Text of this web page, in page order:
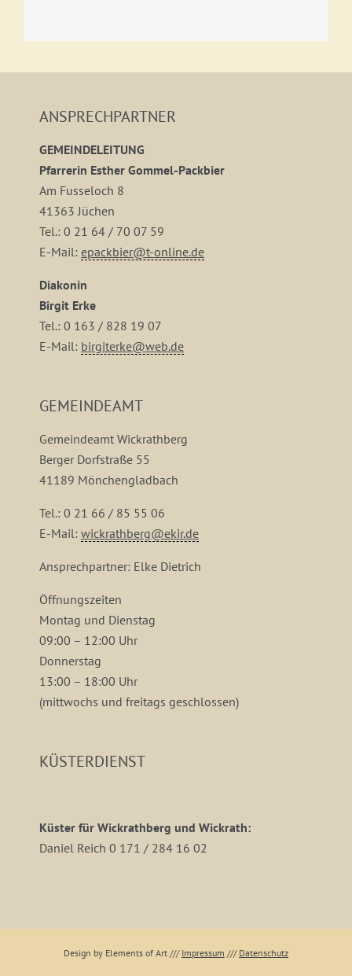
ANSPRECHPARTNER
GEMEINDELEITUNG
Pfarrerin Esther Gommel-Packbier
Am Fusseloch 8
41363 Jüchen
Tel.: 0 21 64 / 70 07 59
E-Mail: epackbier@t-online.de
Diakonin
Birgit Erke
Tel.: 0 163 / 828 19 07
E-Mail: birgiterke@web.de
GEMEINDEAMT
Gemeindeamt Wickrathberg
Berger Dorfstraße 55
41189 Mönchengladbach
Tel.: 0 21 66 / 85 55 06
E-Mail: wickrathberg@ekir.de
Ansprechpartner: Elke Dietrich
Öffnungszeiten
Montag und Dienstag
09:00 – 12:00 Uhr
Donnerstag
13:00 – 18:00 Uhr
(mittwochs und freitags geschlossen)
KÜSTERDIENST
Küster für Wickrathberg und Wickrath:
Daniel Reich 0 171 / 284 16 02
Design by Elements of Art /// Impressum /// Datenschutz